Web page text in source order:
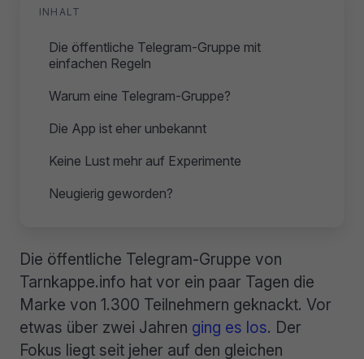
INHALT
Die öffentliche Telegram-Gruppe mit
einfachen Regeln
Warum eine Telegram-Gruppe?
Die App ist eher unbekannt
Keine Lust mehr auf Experimente
Neugierig geworden?
Die öffentliche Telegram-Gruppe von
Tarnkappe.info hat vor ein paar Tagen die
Marke von 1.300 Teilnehmern geknackt. Vor
etwas über zwei Jahren ging es los. Der
Fokus liegt seit jeher auf den gleichen